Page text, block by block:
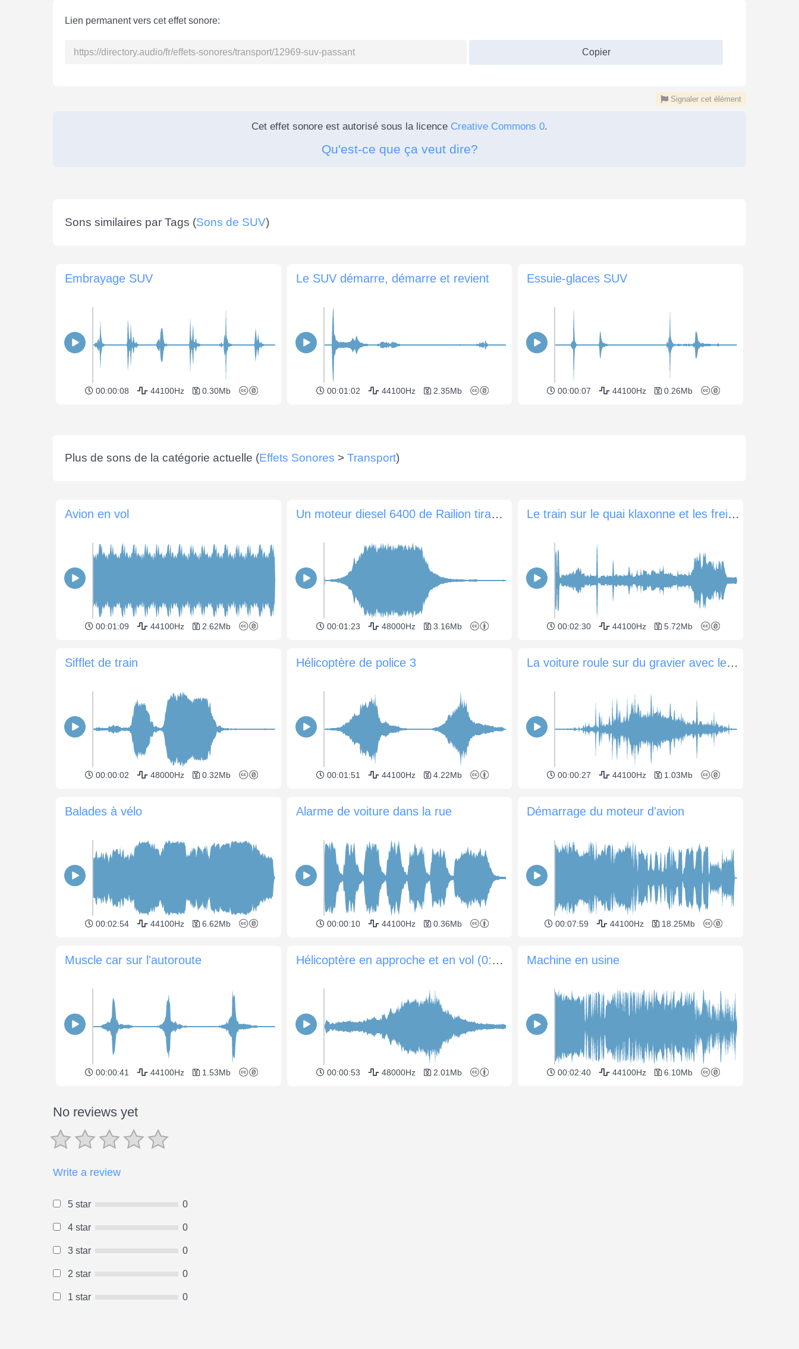
Lien permanent vers cet effet sonore:
Copier
Signaler cet élément
Cet effet sonore est autorisé sous la licence Creative Commons 0.
Qu'est-ce que ça veut dire?
Sons similaires par Tags (Sons de SUV)
Embrayage SUV
00:00:08 44100Hz 0.30Mb
Le SUV démarre, démarre et revient
00:01:02 44100Hz 2.35Mb
Essuie-glaces SUV
00:00:07 44100Hz 0.26Mb
Plus de sons de la catégorie actuelle (Effets Sonores > Transport)
Avion en vol
00:01:09 44100Hz 2.62Mb
Un moteur diesel 6400 de Railion tirant un train de marchandises
00:01:23 48000Hz 3.16Mb
Le train sur le quai klaxonne et les freins sifflent, les gens à proximité discutent
00:02:30 44100Hz 5.72Mb
Sifflet de train
00:00:02 48000Hz 0.32Mb
Hélicoptère de police 3
00:01:51 44100Hz 4.22Mb
La voiture roule sur du gravier avec le moteur éteint
00:00:27 44100Hz 1.03Mb
Balades à vélo
00:02:54 44100Hz 6.62Mb
Alarme de voiture dans la rue
00:00:10 44100Hz 0.36Mb
Démarrage du moteur d'avion
00:07:59 44100Hz 18.25Mb
Muscle car sur l'autoroute
00:00:41 44100Hz 1.53Mb
Hélicoptère en approche et en vol (0:52sec)
00:00:53 48000Hz 2.01Mb
Machine en usine
00:02:40 44100Hz 6.10Mb
No reviews yet
Write a review
5 star 0
4 star 0
3 star 0
2 star 0
1 star 0